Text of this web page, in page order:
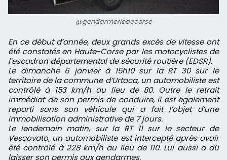
@gendarmeriedecorse
En ce début d’année, deux grands excès de vitesse ont
été constatés en Haute-Corse par les motocyclistes de
l’escadron départemental de sécurité routière (EDSR).
Le dimanche 6 janvier à 15h10 sur la RT 30 sur le
territoire de la commune d’Urtaca, un automobiliste est
contrôlé à 153 km/h au lieu de 80. Outre le retrait
immédiat de son permis de conduire, il est également
reparti sans son véhicule qui a fait l’objet d’une
immobilisation administrative de 7jours.
Le lendemain matin, sur la RT 11 sur le secteur de
Vescovato, un automobiliste est intercepté après avoir
été contrôlé à 228 km/h au lieu de 110. Lui aussi a dû
laisser son permis aux gendarmes.